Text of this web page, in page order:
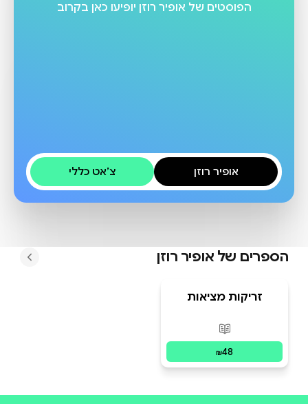
הפוסטים של אופיר רוזן יופיעו כאן בקרוב
אופיר רוזן צ׳אט כללי
הספרים של אופיר רוזן
זריקות מציאות
פורמטים זמינים
₪48